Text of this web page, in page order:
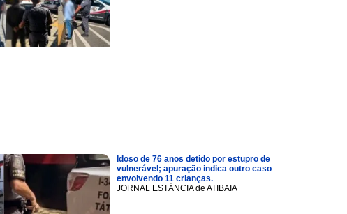
Idoso de 76 anos detido por estupro de
vulnerável; apuração indica outro caso
envolvendo 11 crianças.
JORNAL ESTÂNCIA de ATIBAIA